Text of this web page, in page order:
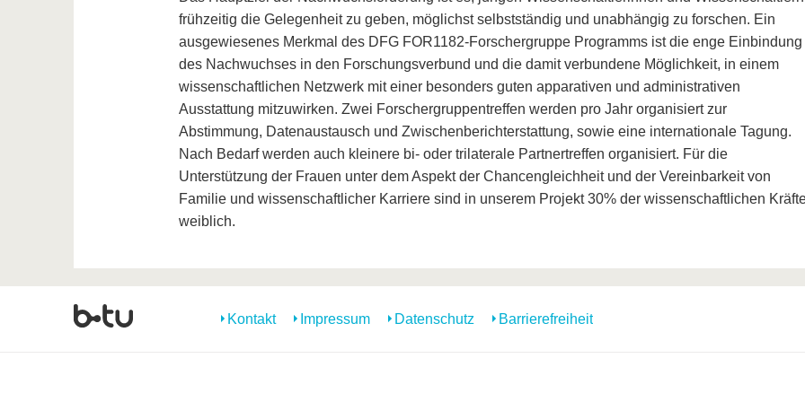
frühzeitig die Gelegenheit zu geben, möglichst selbstständig und unabhängig zu forschen. Ein
ausgewiesenes Merkmal des DFG FOR1182-Forschergruppe Programms ist die enge Einbindung
des Nachwuchses in den Forschungsverbund und die damit verbundene Möglichkeit, in einem
wissenschaftlichen Netzwerk mit einer besonders guten apparativen und administrativen
Ausstattung mitzuwirken. Zwei Forschergruppentreffen werden pro Jahr organisiert zur
Abstimmung, Datenaustausch und Zwischenberichterstattung, sowie eine internationale Tagung.
Nach Bedarf werden auch kleinere bi- oder trilaterale Partnertreffen organisiert. Für die
Unterstützung der Frauen unter dem Aspekt der Chancengleichheit und der Vereinbarkeit von
Familie und wissenschaftlicher Karriere sind in unserem Projekt 30% der wissenschaftlichen
weiblich.
Kontakt Impressum Datenschutz Barrierefreiheit